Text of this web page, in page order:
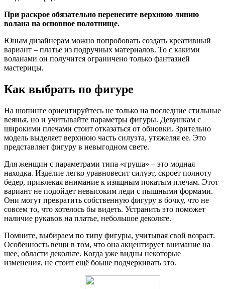
При раскрое обязательно перенесите верхнюю линию
волана на основное полотнище.
Юным дизайнерам можно попробовать создать креативный
вариант – платье из подручных материалов. То с какими
воланами он получится ограничено только фантазией
мастерицы.
Как выбрать по фигуре
На шопинге ориентируйтесь не только на последние стильные
веянья, но и учитывайте параметры фигуры. Девушкам с
широкими плечами стоит отказаться от обновки. Зрительно
модель выделяет верхнюю часть силуэта, утяжеляя ее. Это
представляет фигуру в невыгодном свете.
Для женщин с параметрами типа «груша» – это модная
находка. Изделие легко уравновесит силуэт, скроет полноту
бедер, привлекая внимание к изящным покатым плечам. Этот
вариант не подойдет невысоким леди с пышными формами.
Они могут превратить собственную фигуру в бочку, что не
совсем то, что хотелось бы видеть. Устранить это поможет
наличие рукавов на платье, небольшое декольте.
Помните, выбираем по типу фигуры, учитывая свой возраст.
Особенность вещи в том, что она акцентирует внимание на
шее, области декольте. Когда уже видны некоторые
изменения, не стоит ещё боьше подчеркивать это.